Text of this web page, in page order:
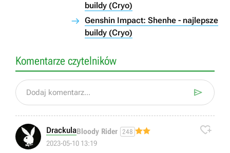
buildy (Cryo)
Genshin Impact: Shenhe - najlepsze
buildy (Cryo)
Komentarze czytelników
Dodaj komentarz... 
DrackulaBloody Rider 248
2023-05-10 13:19
